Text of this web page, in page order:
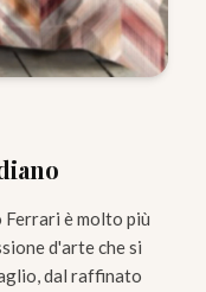
è molto più
d'arte che si
dal raffinato